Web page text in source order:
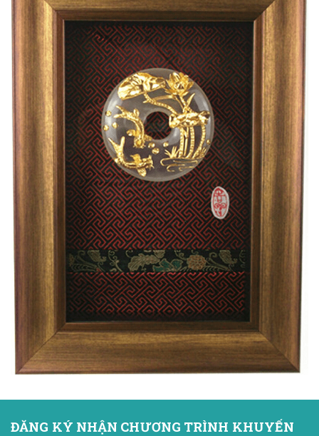
ĐĂNG KÝ NHẬN CHƯƠNG TRÌNH KHUYẾN